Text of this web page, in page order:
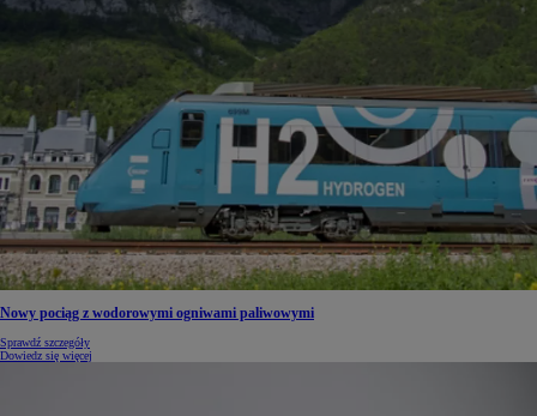
Nowy pociąg z wodorowymi ogniwami paliwowymi
Sprawdź szczegóły
Dowiedz się więcej